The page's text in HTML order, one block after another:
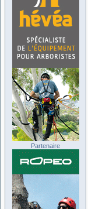
Partenaire